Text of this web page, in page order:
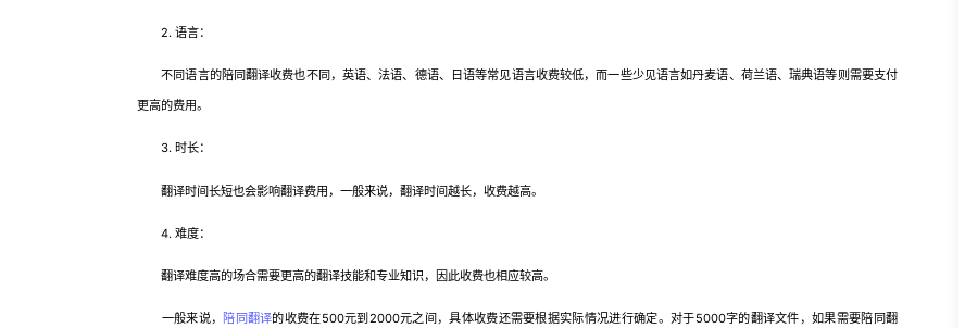
2. 语言：
不同语言的陪同翻译收费也不同，英语、法语、德语、日语等常见语言收费较低，而一些少见语言如丹麦语、荷兰语、瑞典语等则需要支付
更高的费用。
3. 时长：
翻译时间长短也会影响翻译费用，一般来说，翻译时间越长，收费越高。
4. 难度：
翻译难度高的场合需要更高的翻译技能和专业知识，因此收费也相应较高。
一般来说， 陪同翻译的收费在500元到2000元之间，具体收费还需要根据实际情况进行确定。对于5000字的翻译文件，如果需要陪同翻